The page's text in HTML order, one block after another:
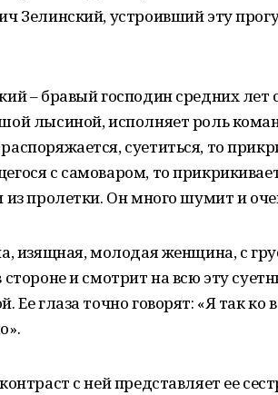
Зелинский, устроивший эту
– бравый господин средних
лысиной, исполняет роль
суетиться, то
с самоваром, то
из пролетки. Он много шумит и
изящная, молодая женщина, с
стороне и смотрит на всю эту
Ее глаза точно говорят: «Я так
с ней представляет ее